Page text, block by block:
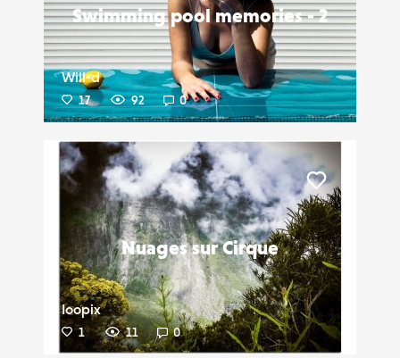
Swimming pool memories - 2
Will-d
17 92 0
Nuages sur Cirque
Ioopix
1 11 0